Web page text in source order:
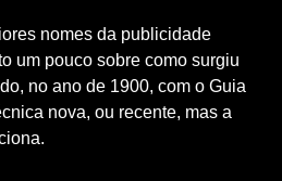
nomes da publicidade
um pouco sobre como surgiu
no ano de 1900, com o Guia
nova, ou recente, mas a